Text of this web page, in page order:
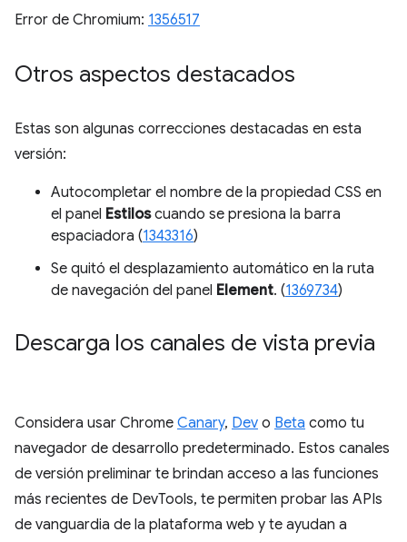
Error de Chromium: 1356517
Otros aspectos destacados
Estas son algunas correcciones destacadas en esta
versión:
Autocompletar el nombre de la propiedad CSS en
el panel Estiloscuando se presiona la barra
espaciadora (1343316)
Se quitó el desplazamiento automático en la ruta
de navegación del panel Element. (1369734)
Descarga los canales de vista previa
Considera usar Chrome Canary, Dev o Beta como tu
navegador de desarrollo predeterminado. Estos canales
de versión preliminar te brindan acceso a las funciones
más recientes de DevTools, te permiten probar las APIs
de vanguardia de la plataforma web y te ayudan a